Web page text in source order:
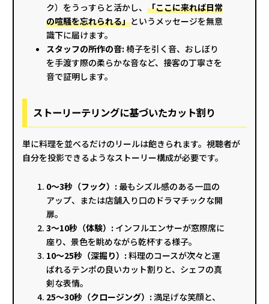
ク）をうっすらと活かし、 「ここに来れば日常
の喧騒を忘れられる」というメッセージを無意
識下に届けます。
スタッフの所作の音: 椅子を引く音、おしぼり
を手渡す際の柔らかな音など、接客の丁寧さを
音で証明します。
ストーリーテリングに基づいたカット割り
単に料理を並べるだけのリールは飽きられます。視聴者が
自分を投影できるようなストーリー構成が必要です。
0〜3秒（フック）: 最もシズル感のある一皿の
アップ、または店舗入り口のドラマチックな開
扉。
3〜10秒（体験）: インフルエンサーが窓際席に
座り、景色を眺めながら乾杯する様子。
10〜25秒（深掘り）: 料理のコースが次々と運
ばれるテンポの良いカット割りと、シェフの真
剣な表情。
25〜30秒（クロージング）: 満足げな笑顔と、